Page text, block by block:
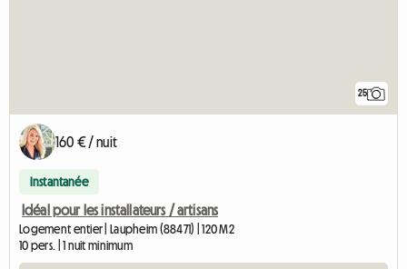
25
160 € / nuit
Instantanée
Idéal pour les installateurs / artisans
Logement entier | Laupheim (88471) | 120 M2
10 pers. | 1 nuit minimum